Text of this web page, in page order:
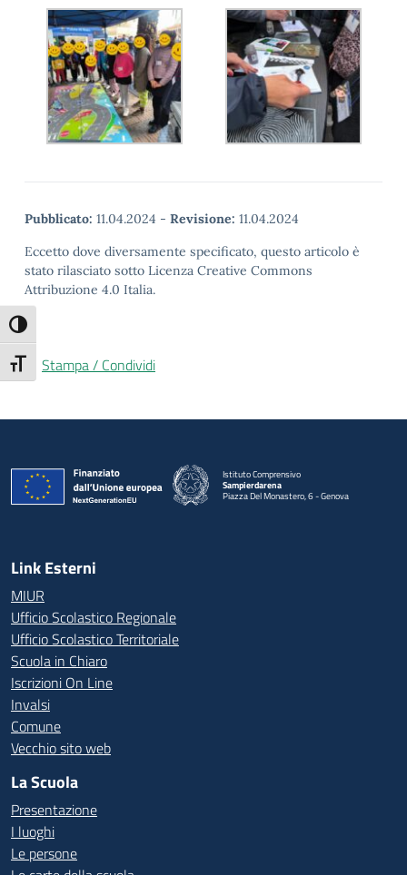
Attiva/disattiva alto contrasto
Attiva/disattiva dimensione testo
Pubblicato: 11.04.2024 - Revisione: 11.04.2024
Eccetto dove diversamente specificato, questo articolo è
stato rilasciato sotto Licenza Creative Commons
Attribuzione 4.0 Italia.
Stampa / Condividi
Istituto Comprensivo
Sampierdarena
Piazza Del Monastero, 6 - Genova
— Visita la pagina iniziale della scuola
Link Esterni
MIUR
Ufficio Scolastico Regionale
Ufficio Scolastico Territoriale
Scuola in Chiaro
Iscrizioni On Line
Invalsi
Comune
Vecchio sito web
La Scuola
Presentazione
I luoghi
Le persone